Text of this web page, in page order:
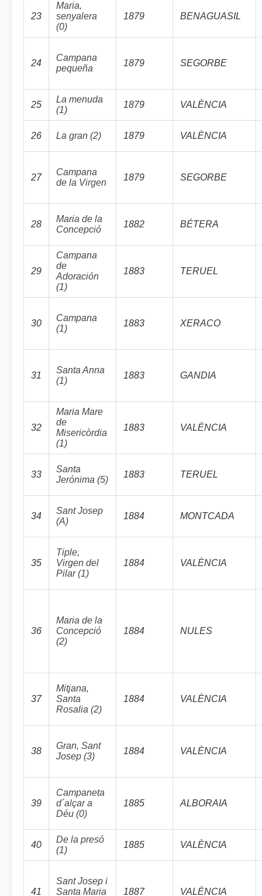
23
Maria,
senyalera
(0)
1879 BENAGUASIL
24
Campana
pequeña
1879 SEGORBE
25
La menuda
(1)
1879 VALÈNCIA
26 La gran (2) 1879 VALÈNCIA
27
Campana
de la Virgen
1879 SEGORBE
28
Maria de la
Concepció
1882 BÉTERA
29
Campana
de
Adoración
(1)
1883 TERUEL
30
Campana
(1)
1883 XERACO
31
Santa Anna
(1)
1883 GANDIA
32
Maria Mare
de
Misericòrdia
(1)
1883 VALÈNCIA
33
Santa
Jerónima (5)
1883 TERUEL
34
Sant Josep
(A)
1884 MONTCADA
35
Tiple,
Virgen del
Pilar (1)
1884 VALÈNCIA
36
Maria de la
Concepció
(2)
1884 NULES
37
Mitjana,
Santa
Rosalia (2)
1884 VALÈNCIA
38
Gran, Sant
Josep (3)
1884 VALÈNCIA
39
Campaneta
d´alçar a
Déu (0)
1885 ALBORAIA
40
De la presó
(1)
1885 VALÈNCIA
41
Sant Josep i
Santa Maria
1887 VALÈNCIA